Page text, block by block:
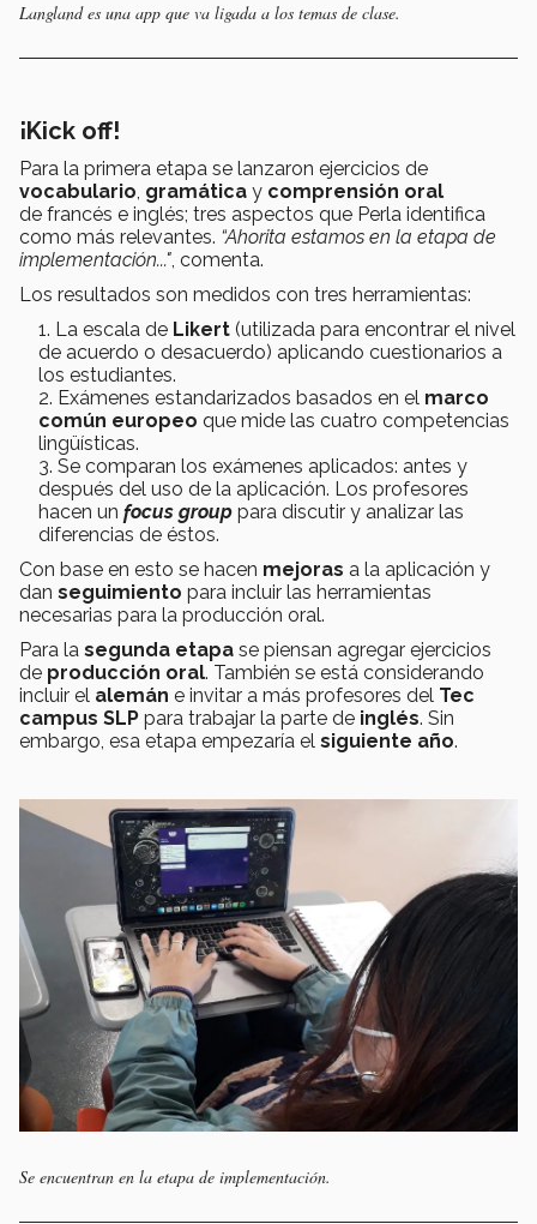
Langland es una app que va ligada a los temas de clase.
¡Kick off!
Para la primera etapa se lanzaron ejercicios de
vocabulario, gramática y comprensión oral
de francés e inglés; tres aspectos que Perla identifica
como más relevantes. “Ahorita estamos en la etapa de
implementación...", comenta.
Los resultados son medidos con tres herramientas:
La escala de Likert (utilizada para encontrar el nivel
de acuerdo o desacuerdo) aplicando cuestionarios a
los estudiantes.
Exámenes estandarizados basados en el marco
común europeo que mide las cuatro competencias
lingüísticas.
Se comparan los exámenes aplicados: antes y
después del uso de la aplicación. Los profesores
hacen un focus group para discutir y analizar las
diferencias de éstos.
Con base en esto se hacen mejoras a la aplicación y
dan seguimiento para incluir las herramientas
necesarias para la producción oral.
Para la segunda etapa se piensan agregar ejercicios
de producción oral. También se está considerando
incluir el alemán e invitar a más profesores del Tec
campus SLP para trabajar la parte de inglés. Sin
embargo, esa etapa empezaría el siguiente año.
Se encuentran en la etapa de implementación.